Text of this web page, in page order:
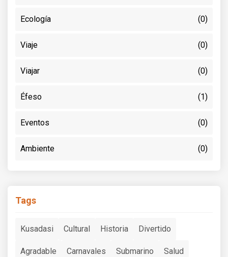
Ecología (0)
Viaje (0)
Viajar (0)
Éfeso (1)
Eventos (0)
Ambiente (0)
Tags
Kusadasi Cultural Historia Divertido
Agradable Carnavales Submarino Salud